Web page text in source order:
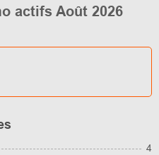
actifs Août 2026
4